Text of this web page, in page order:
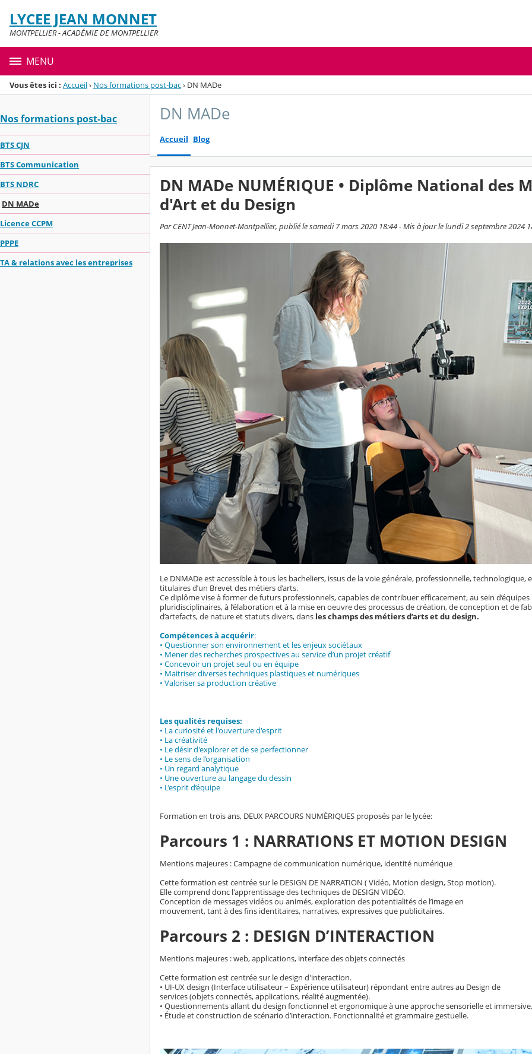
Menu de la rubrique
Contenu
LYCEE JEAN MONNET
MONTPELLIER - ACADÉMIE DE MONTPELLIER
MENU
Vous êtes ici : Accueil› Nos formations post-bac› DN MADe
Nos formations post-bac
BTS CJN
BTS Communication
BTS NDRC
DN MADe
Licence CCPM
PPPE
TA & relations avec les entreprises
DN MADe
Accueil Blog
DN MADe NUMÉRIQUE • Diplôme National des
d'Art et du Design
Par CENT Jean-Monnet-Montpellier, publié le samedi 7 mars 2020 18:44 - Mis à jour le lundi 2 septembre 2024
Le DNMADe est accessible à tous les bacheliers, issus de la voie générale, professionnelle, technologique,
titulaires d’un Brevet des métiers d’arts.
Ce diplôme vise à former de futurs professionnels, capables de contribuer efficacement, au sein d’équipes
pluridisciplinaires, à l’élaboration et à la mise en oeuvre des processus de création, de conception et de
d’artefacts, de nature et statuts divers, dans les champs des métiers d’arts et du design.
Compétences à acquérir:
• Questionner son environnement et les enjeux sociétaux
• Mener des recherches prospectives au service d’un projet créatif
• Concevoir un projet seul ou en équipe
• Maitriser diverses techniques plastiques et numériques
• Valoriser sa production créative
Les qualités requises:
• La curiosité et l'ouverture d'esprit
• La créativité
• Le désir d'explorer et de se perfectionner
• Le sens de l’organisation
• Un regard analytique
• Une ouverture au langage du dessin
• L’esprit d’équipe
Formation en trois ans, DEUX PARCOURS NUMÉRIQUES proposés par le lycée:
Parcours 1 : NARRATIONS ET MOTION DESIGN
Mentions majeures : Campagne de communication numérique, identité numérique
Cette formation est centrée sur le DESIGN DE NARRATION ( Vidéo, Motion design, Stop motion).
Elle comprend donc l'apprentissage des techniques de DESIGN VIDÉO.
Conception de messages vidéos ou animés, exploration des potentialités de l’image en
mouvement, tant à des fins identitaires, narratives, expressives que publicitaires.
Parcours 2 : DESIGN D’INTERACTION
Mentions majeures : web, applications, interface des objets connectés
Cette formation est centrée sur le design d'interaction.
• UI-UX design (Interface utilisateur – Expérience utilisateur) répondant entre autres au Design de
services (objets connectés, applications, réalité augmentée).
• Questionnements allant du design fonctionnel et ergonomique à une approche sensorielle et immersive.
• Étude et construction de scénario d’interaction. Fonctionnalité et grammaire gestuelle.